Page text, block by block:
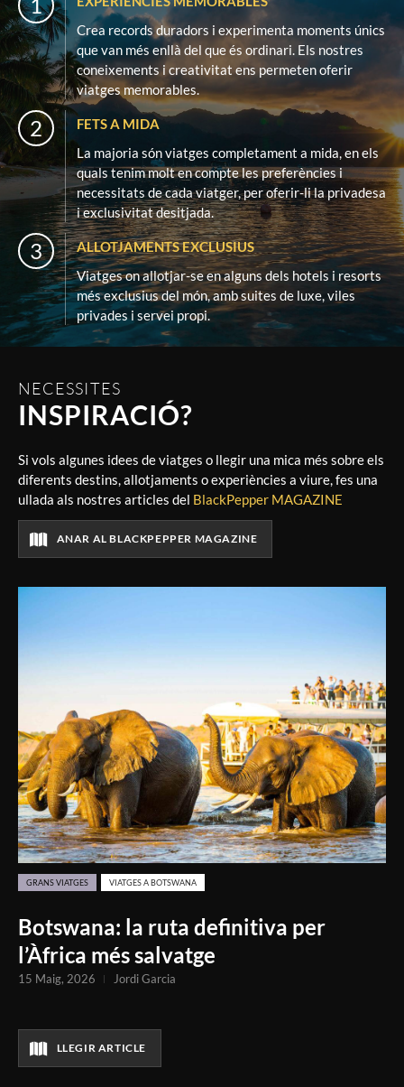
Crea records duradors i experimenta moments únics
que van més enllà del que és ordinari. Els nostres
coneixements i creativitat ens permeten oferir
viatges memorables.
2
FETS A MIDA
La majoria són viatges completament a mida, en els
quals tenim molt en compte les preferències i
necessitats de cada viatger, per oferir-li la privadesa
i exclusivitat desitjada.
3
ALLOTJAMENTS EXCLUSIUS
Viatges on allotjar-se en alguns dels hotels i resorts
més exclusius del món, amb suites de luxe, viles
privades i servei propi.
NECESSITES
INSPIRACIÓ?
Si vols algunes idees de viatges o llegir una mica més sobre els
diferents destins, allotjaments o experiències a viure, fes una
ullada als nostres articles del BlackPepper MAGAZINE
ANAR AL BLACKPEPPER MAGAZINE
Botswana: la ruta definitiva per
l’Àfrica més salvatge
GRANS VIATGES VIATGES A BOTSWANA
LLEGIR ARTICLE
15 Maig, 2026 Jordi Garcia